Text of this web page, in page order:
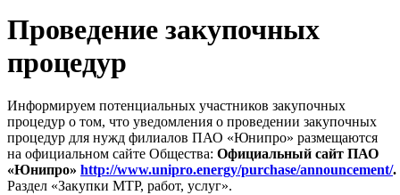
Проведение закупочных
процедур
Информируем потенциальных участников закупочных
процедур о том, что уведомления о проведении закупочных
процедур для нужд филиалов ПАО «Юнипро» размещаются
на официальном сайте Общества: Официальный сайт ПАО
«Юнипро» http://www.unipro.energy/purchase/announcement/.
Раздел «Закупки МТР, работ, услуг».